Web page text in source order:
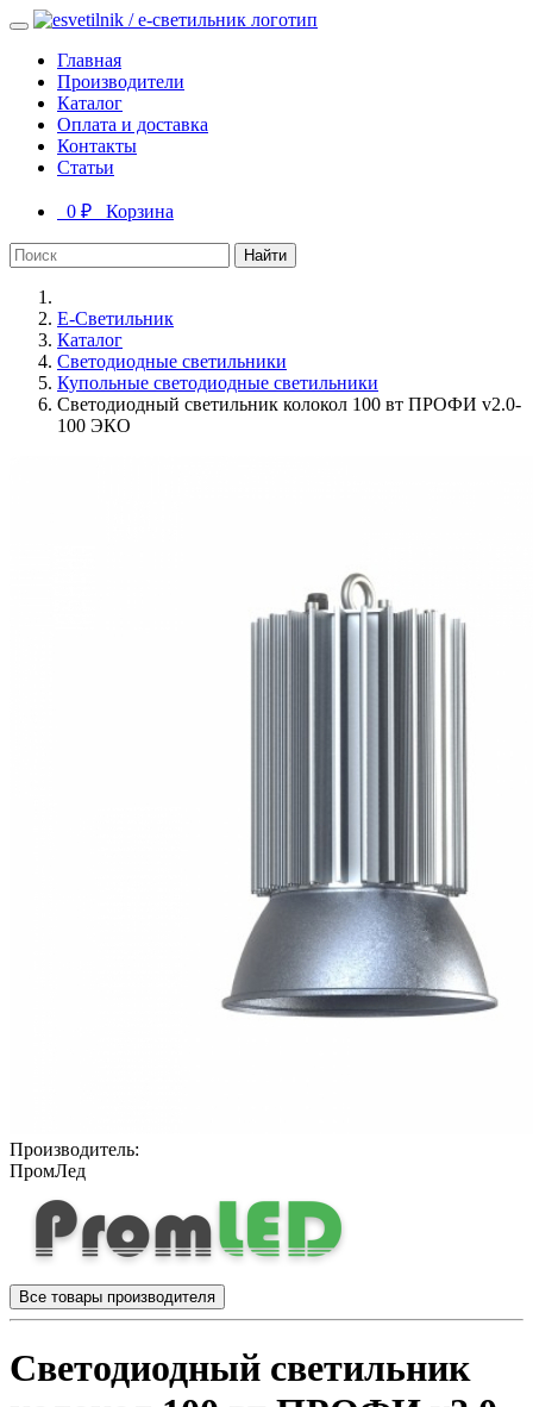
Главная
Производители
Каталог
Оплата и доставка
Контакты
Статьи
0 ₽ Корзина
Найти
Е-Светильник
Каталог
Светодиодные светильники
Купольные светодиодные светильники
Светодиодный светильник колокол 100 вт ПРОФИ v2.0-
100 ЭКО
Производитель:
ПромЛед
Все товары производителя
Светодиодный светильник